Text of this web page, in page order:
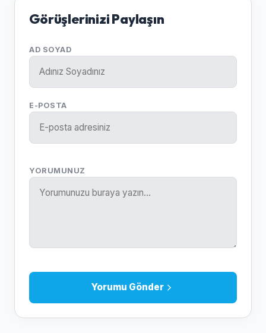
Görüşlerinizi Paylaşın
AD SOYAD
E-POSTA
YORUMUNUZ
Yorumu Gönder